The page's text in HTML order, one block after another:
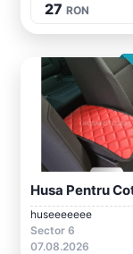
27 RON
huseeeeeee
Sector 6
07.08.2026